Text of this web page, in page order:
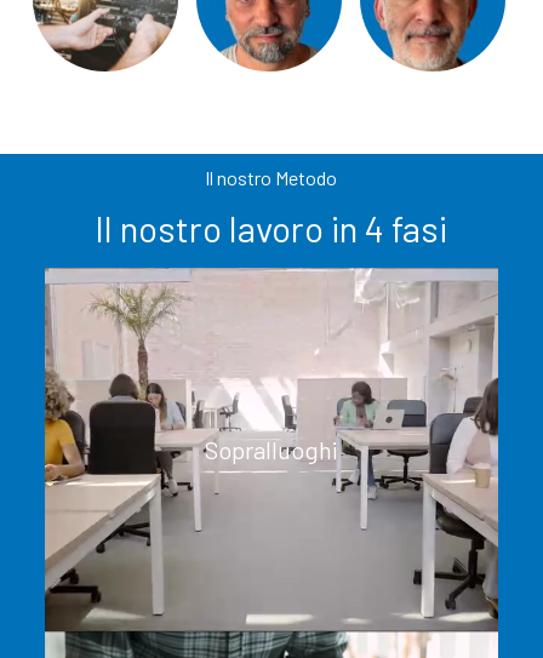
Il nostro Metodo
Il nostro lavoro in 4 fasi
Sopralluoghi